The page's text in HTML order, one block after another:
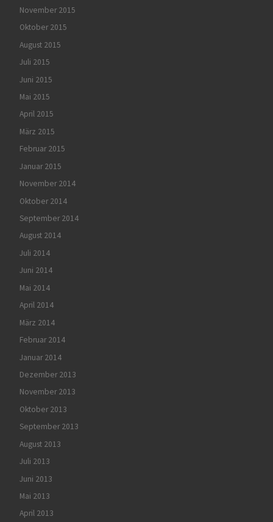
November 2015
Oktober 2015
August 2015
Juli 2015
Juni 2015
Mai 2015
April 2015
März 2015
Februar 2015
Januar 2015
November 2014
Oktober 2014
September 2014
August 2014
Juli 2014
Juni 2014
Mai 2014
April 2014
März 2014
Februar 2014
Januar 2014
Dezember 2013
November 2013
Oktober 2013
September 2013
August 2013
Juli 2013
Juni 2013
Mai 2013
April 2013